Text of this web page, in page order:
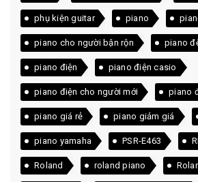
phụ kiện guitar piano
piano cho người bận rộn piano
piano điện piano điện casio
piano điện cho người mới piano
piano giá rẻ piano giảm giá
piano yamaha PSR-E463
Roland roland piano